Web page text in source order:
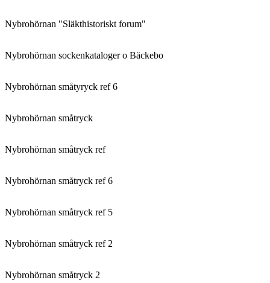
Nybrohörnan "Släkthistoriskt forum"
Nybrohörnan sockenkataloger o Bäckebo
Nybrohörnan småtyryck ref 6
Nybrohörnan småtryck
Nybrohörnan småtryck ref
Nybrohörnan småtryck ref 6
Nybrohörnan småtryck ref 5
Nybrohörnan småtryck ref 2
Nybrohörnan småtryck 2